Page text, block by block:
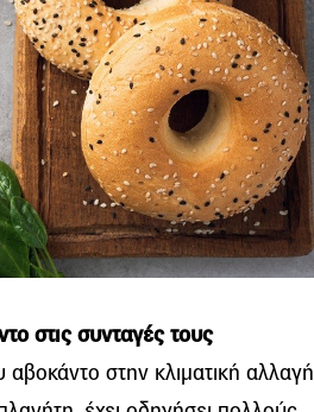
στις συνταγές τους
στην κλιματική αλλαγή